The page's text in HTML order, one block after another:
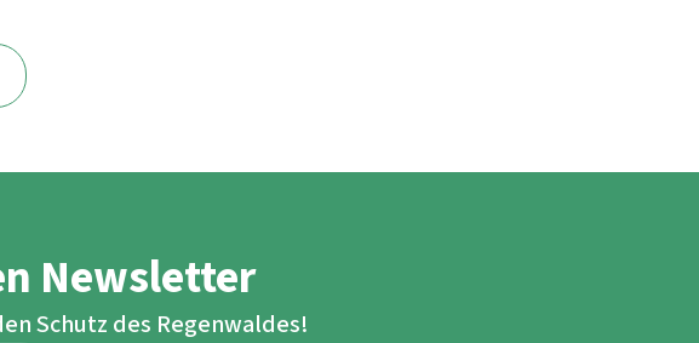
Newsletter
Schutz des Regenwaldes!